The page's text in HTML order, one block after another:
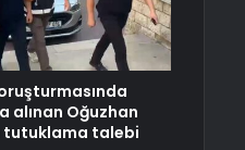
alınan Oğuzhan
tutuklama talebi